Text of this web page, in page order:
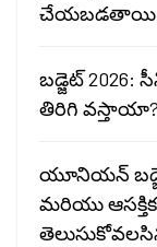
చేయబడతాయి
బడ్జెట్
తిరిగి వస్తాయా?
యూనియన్
మరియు